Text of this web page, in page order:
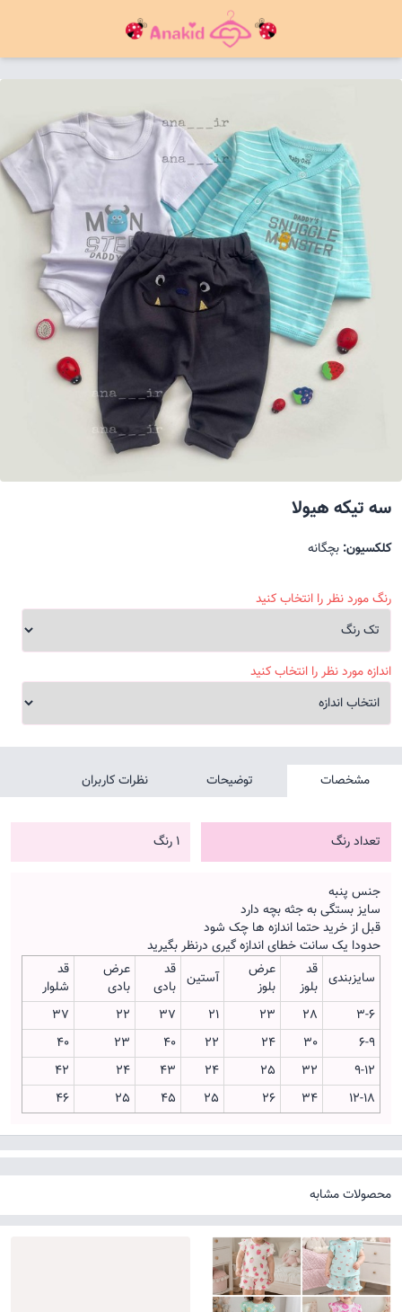
سه تیکه هیولا
کلکسیون: بچگانه
رنگ مورد نظر را انتخاب کنید
اندازه مورد نظر را انتخاب کنید
مشخصات توضیحات نظرات کاربران
تعداد رنگ 1 رنگ
جنس پنبه
سایز بستگی به جثه بچه دارد
قبل از خرید حتما اندازه ها چک شود
حدودا یک سانت خطای اندازه گیری درنظر بگیرید
سایزبندی قد
بلوز
عرض
بلوز
آستین قد
بادی
عرض
بادی
قد
شلوار
3-6
28
23
21
37
22
37
6-9
30
24
22
40
23
40
9-12
32
25
24
43
24
42
12-18
34
26
25
45
25
46
محصولات مشابه